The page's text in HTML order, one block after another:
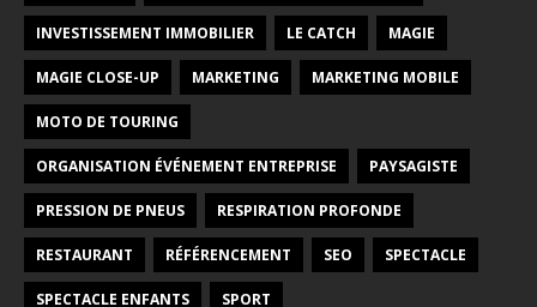
INVESTISSEMENT IMMOBILIER LE CATCH MAGIE
MAGIE CLOSE-UP MARKETING MARKETING MOBILE
MOTO DE TOURING
ORGANISATION ÉVÉNEMENT ENTREPRISE PAYSAGISTE
PRESSION DE PNEUS RESPIRATION PROFONDE
RESTAURANT RÉFÉRENCEMENT SEO SPECTACLE
SPECTACLE ENFANTS SPORT